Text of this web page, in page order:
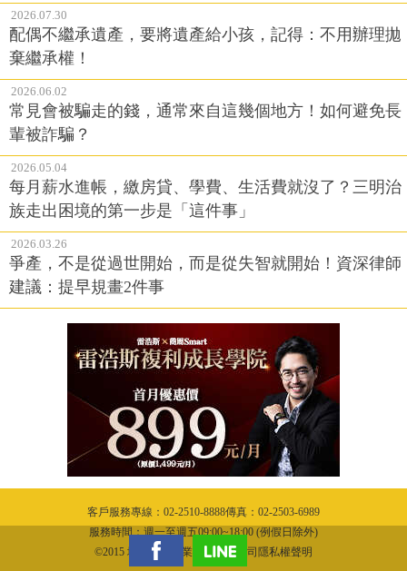
2026.07.30
配偶不繼承遺產，要將遺產給小孩，記得：不用辦理拋
棄繼承權！
2026.06.02
常見會被騙走的錢，通常來自這幾個地方！如何避免長
輩被詐騙？
2026.05.04
每月薪水進帳，繳房貸、學費、生活費就沒了？三明治
族走出困境的第一步是「這件事」
2026.03.26
爭產，不是從過世開始，而是從失智就開始！資深律師
建議：提早規畫2件事
客戶服務專線：02-2510-8888傳真：02-2503-6989
服務時間：週一至週五09:00~18:00 (例假日除外)
©2015 城邦文化事業股份有限公司隱私權聲明